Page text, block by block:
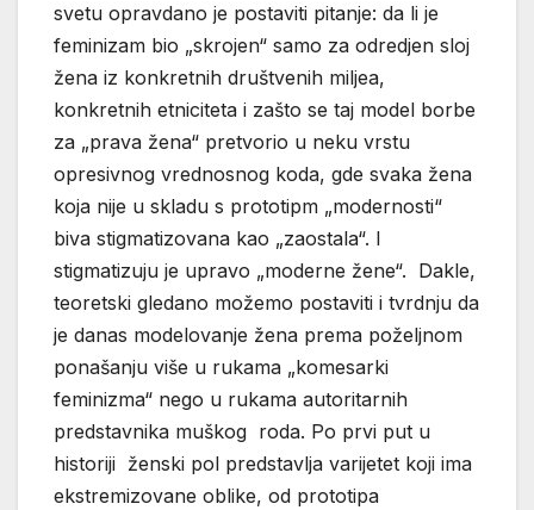
svetu opravdano je postaviti pitanje: da li je
feminizam bio „skrojen“ samo za odredjen sloj
žena iz konkretnih društvenih miljea,
konkretnih etniciteta i zašto se taj model borbe
za „prava žena“ pretvorio u neku vrstu
opresivnog vrednosnog koda, gde svaka žena
koja nije u skladu s prototipm „modernosti“
biva stigmatizovana kao „zaostala“. I
stigmatizuju je upravo „moderne žene“. Dakle,
teoretski gledano možemo postaviti i tvrdnju da
je danas modelovanje žena prema poželjnom
ponašanju više u rukama „komesarki
feminizma“ nego u rukama autoritarnih
predstavnika muškog roda. Po prvi put u
historiji ženski pol predstavlja varijetet koji ima
ekstremizovane oblike, od prototipa